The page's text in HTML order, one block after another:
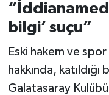
bilgi’ suçu”
Eski hakem ve
hakkında,
Galatasaray